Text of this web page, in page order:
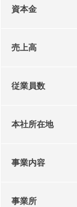
資本金
売上高
従業員数
本社所在地
事業内容
事業所